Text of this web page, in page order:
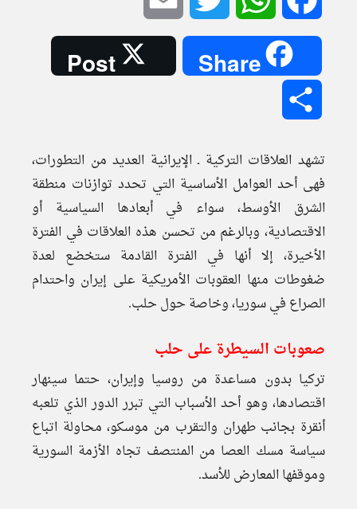
Share
Post
تشهد العلاقات التركية ـ الإيرانية العديد من التطورات،
فهى أحد العوامل الأساسية التي تحدد توازنات منطقة
الشرق الأوسط، سواء في أبعادها السياسية أو
الاقتصادية، وبالرغم من تحسن هذه العلاقات في الفترة
الأخيرة، إلا أنها في الفترة القادمة ستخضع لعدة
ضغوطات منها العقوبات الأمريكية على إيران واحتدام
الصراع في سوريا، وخاصة حول حلب.
صعوبات السيطرة على حلب
تركيا بدون مساعدة من روسيا وإيران، حتما سينهار
اقتصادها، وهو أحد الأسباب التي تبرر الدور الذي تلعبه
أنقرة بجانب طهران والتقرب من موسكو، محاولة اتباع
سياسة مسك العصا من المنتصف تجاه الأزمة السورية
وموقفها المعارض للأسد.